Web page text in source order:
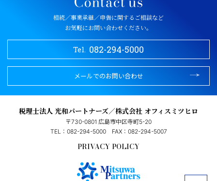
相続／事業承継／申告に関するご相談など
お気軽にお問い合わせください。
Tel. 082-294-5000
メールでのお問い合わせ
税理士法人 光和パートナーズ／株式会社 オフィスミツヒロ
〒730-0801 広島市中区寺町5-20
TEL：082-294-5000
FAX：082-294-5007
PRIVACY POLICY